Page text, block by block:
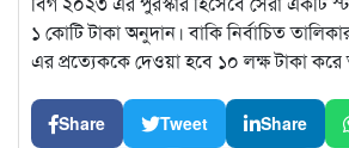
১ কোটি টাকা অনুদান। বাকি নির্বাচিত
এর প্রত্যেককে দেওয়া হবে ১০ লক্ষ টাকা
Share Tweet Share